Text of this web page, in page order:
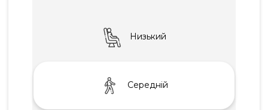
Низький
Середнiй